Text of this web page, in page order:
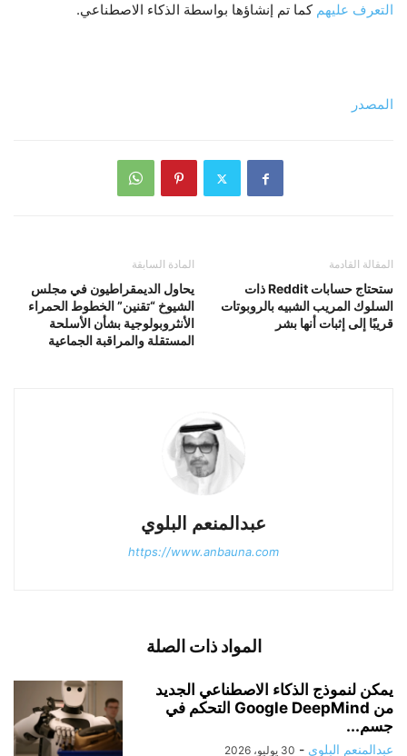
التعرف عليهم كما تم إنشاؤها بواسطة الذكاء الاصطناعي.
المصدر
المادة السابقة
يحاول الديمقراطيون في مجلس
الشيوخ “تقنين” الخطوط الحمراء
الأنثروبولوجية بشأن الأسلحة
المستقلة والمراقبة الجماعية
المقالة القادمة
ستحتاج حسابات Reddit ذات
السلوك المريب الشبيه بالروبوتات
قريبًا إلى إثبات أنها بشر
عبدالمنعم البلوي
https://www.anbauna.com
المواد ذات الصلة
يمكن لنموذج الذكاء الاصطناعي الجديد
من Google DeepMind التحكم في
جسم...
عبدالمنعم البلوي - 30 يوليو، 2026